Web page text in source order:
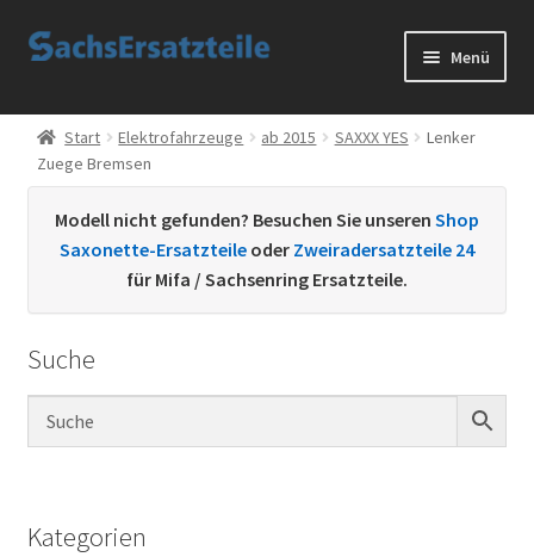
Zur
Zum
Menü
Start
AGB
Datenschutzerklärung
Kontakt
Sachs Ersatzteile
Start Elektrofahrzeuge ab 2015 SAXXX YES
Lenker
Zuege Bremsen
Modell nicht gefunden? Besuchen Sie unseren Shop
Saxonette-Ersatzteile oder Zweiradersatzteile 24
für Mifa / Sachsenring Ersatzteile.
Suche
Kategorien